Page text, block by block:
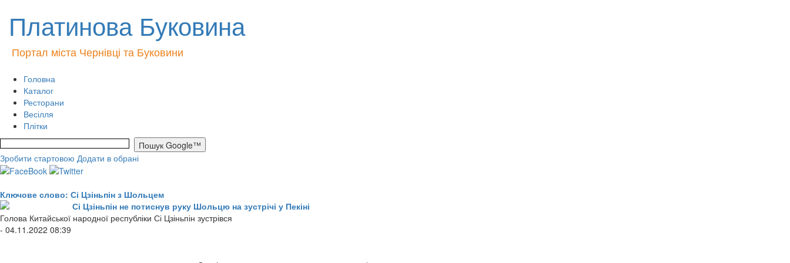
Платинова Буковина
Портал міста Чернівці та Буковини
Головна
Каталог
Ресторани
Весілля
Плітки
Зробити стартовою Додати в обрані
Ключове слово: Сі Цзіньпін з Шольцем
Сі Цзіньпін не потиснув руку Шольцю на зустрічі у Пекіні
Голова Китайської народної республіки Сі Цзіньпін зустрівся
- 04.11.2022 08:39